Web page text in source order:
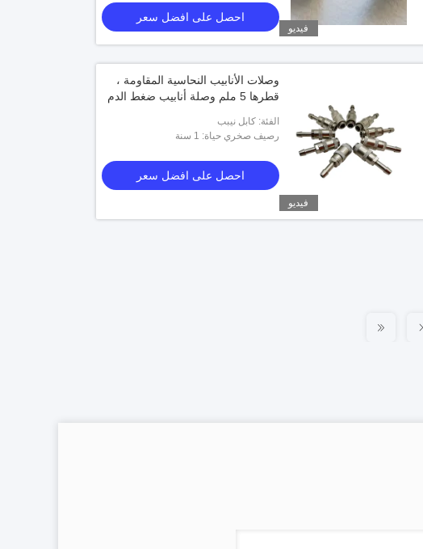
فيديو
احصل على افضل سعر
فيديو
وصلات الأنابيب النحاسية المقاومة ،
قطرها 5 ملم وصلة أنابيب ضغط الدم
الفئة: كابل نيبب
رصيف صخري حياة: 1 سنة
احصل على افضل سعر